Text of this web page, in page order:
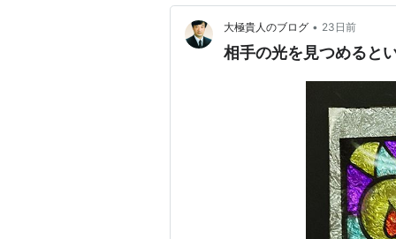
大極貴人のブログ • 23日前
相手の光を見つめると